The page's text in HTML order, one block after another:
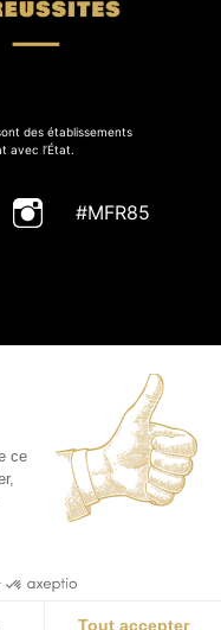
des établissements
avec l’État.
#MFR85
droits réservés
ce
Tout accepter